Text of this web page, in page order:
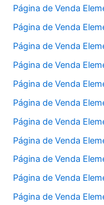
Página de Venda
Página de Venda
Página de Venda
Página de Venda
Página de Venda
Página de Venda
Página de Venda
Página de Venda
Página de Venda
Página de Venda
Página de Venda